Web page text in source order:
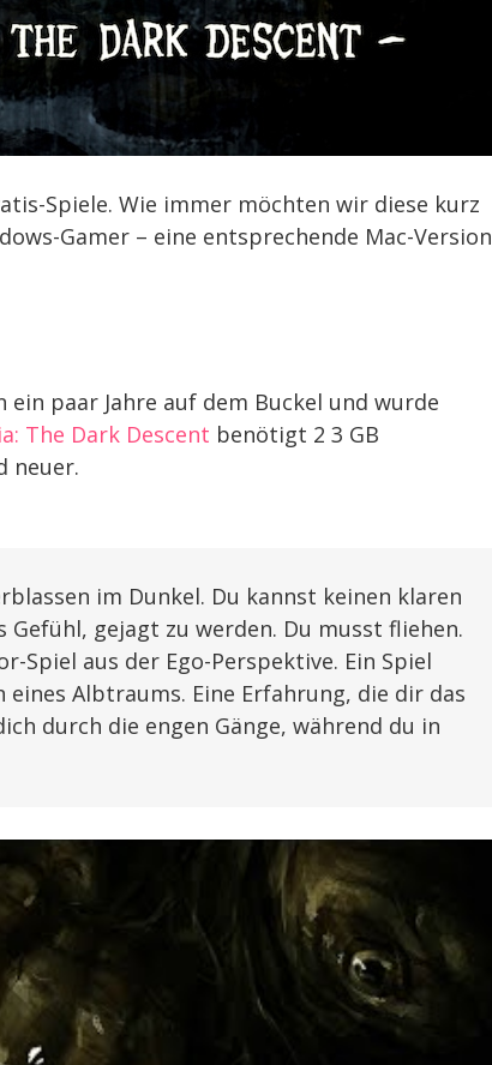
Spiele. Wie immer möchten wir diese kurz
Gamer – eine entsprechende Mac-Version
paar Jahre auf dem Buckel und wurde
The Dark Descent benötigt 2 3 GB
neuer.
im Dunkel. Du kannst keinen klaren
Gefühl, gejagt zu werden. Du musst fliehen.
Spiel aus der Ego-Perspektive. Ein Spiel
Albtraums. Eine Erfahrung, die dir das
durch die engen Gänge, während du in